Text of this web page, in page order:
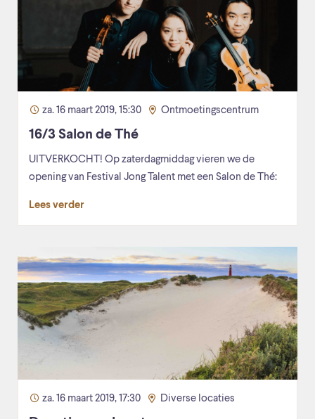
za. 16 maart 2019, 15:30 Ontmoetingscentrum
16/3 Salon de Thé
UITVERKOCHT! Op zaterdagmiddag vieren we de
opening van Festival Jong Talent met een Salon de Thé:
Lees verder
za. 16 maart 2019, 17:30 Diverse locaties